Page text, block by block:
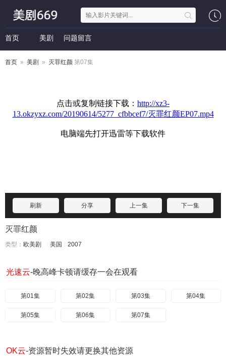
首页 美剧 问题留言
首页 » 美剧 » 灭罪红颜 第07集
刷新 分享 上一集 下一集
灭罪红颜
类型： 欧美剧 美国 2007
光速云-晚高峰卡顿请缓存一会在观看
第01集 第02集 第03集 第04集
第05集 第06集 第07集
OK云-资源暂时失效请更换其他资源